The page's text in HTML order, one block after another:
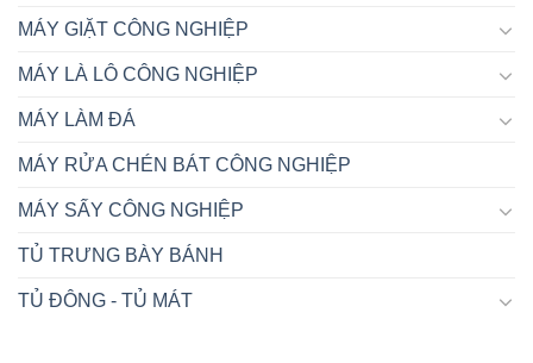
MÁY GIẶT CÔNG NGHIỆP
MÁY LÀ LÔ CÔNG NGHIỆP
MÁY LÀM ĐÁ
MÁY RỬA CHÉN BÁT CÔNG NGHIỆP
MÁY SẤY CÔNG NGHIỆP
TỦ TRƯNG BÀY BÁNH
TỦ ĐÔNG - TỦ MÁT